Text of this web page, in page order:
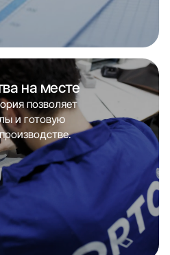
на месте
позволяет
и готовую